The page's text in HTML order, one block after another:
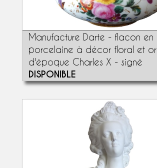
Manufacture Darte - flacon en
porcelaine à décor floral et or
d'époque Charles X - signé
DISPONIBLE